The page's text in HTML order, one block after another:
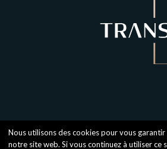
Nous utilisons des cookies pour vous
notre site web. Si vous continuez à utiliser ce